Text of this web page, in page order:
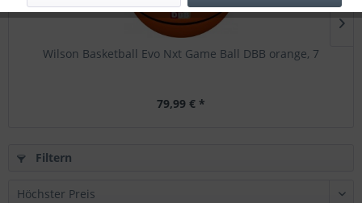
Wilson Basketball Evo Nxt Game Ball DBB orange, 7
79,99 € *
Filtern